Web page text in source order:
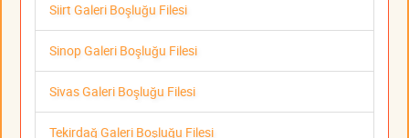
Siirt Galeri Boşluğu Filesi
Sinop Galeri Boşluğu Filesi
Sivas Galeri Boşluğu Filesi
Tekirdağ Galeri Boşluğu Filesi